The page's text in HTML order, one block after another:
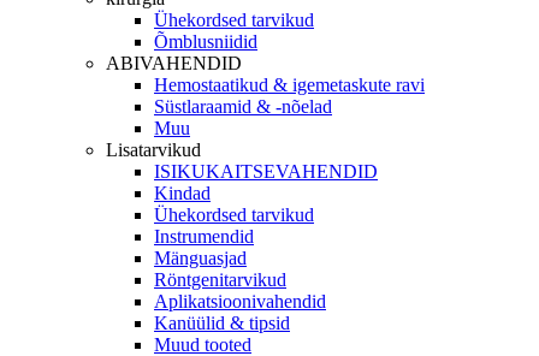
Ühekordsed tarvikud
Õmblusniidid
ABIVAHENDID
Hemostaatikud & igemetaskute ravi
Süstlaraamid & -nõelad
Muu
Lisatarvikud
ISIKUKAITSEVAHENDID
Kindad
Ühekordsed tarvikud
Instrumendid
Mänguasjad
Röntgenitarvikud
Aplikatsioonivahendid
Kanüülid & tipsid
Muud tooted